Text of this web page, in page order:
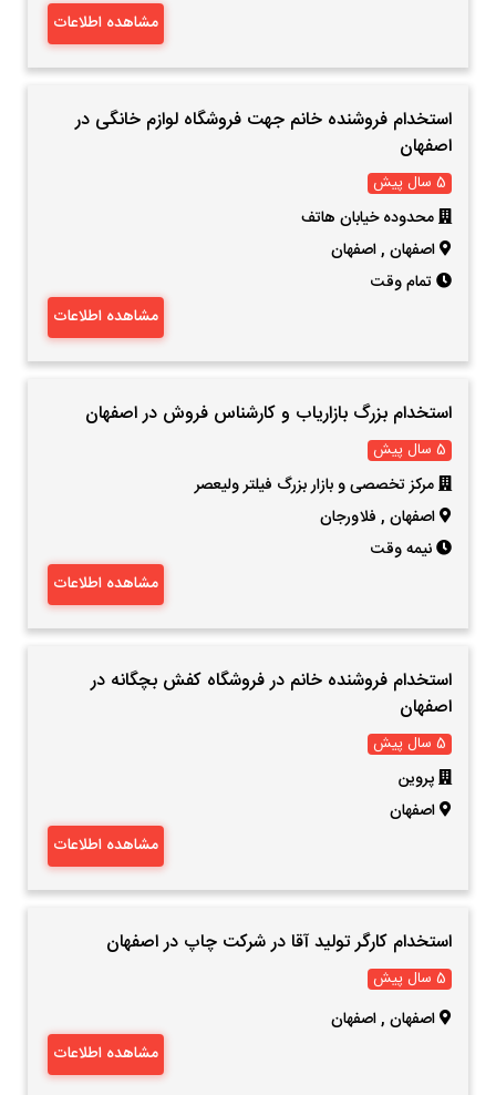
مشاهده اطلاعات
استخدام فروشنده خانم جهت فروشگاه لوازم خانگی در
اصفهان
5 سال پیش
محدوده خیابان هاتف
اصفهان ,اصفهان
تمام وقت
مشاهده اطلاعات
استخدام بزرگ بازاریاب و کارشناس فروش در اصفهان
5 سال پیش
مرکز تخصصی و بازار بزرگ فیلتر ولیعصر
اصفهان , فلاورجان
نیمه وقت
مشاهده اطلاعات
استخدام فروشنده خانم در فروشگاه کفش بچگانه در
اصفهان
5 سال پیش
پروین
اصفهان
مشاهده اطلاعات
استخدام کارگر تولید آقا در شرکت چاپ در اصفهان
5 سال پیش
اصفهان ,اصفهان
مشاهده اطلاعات